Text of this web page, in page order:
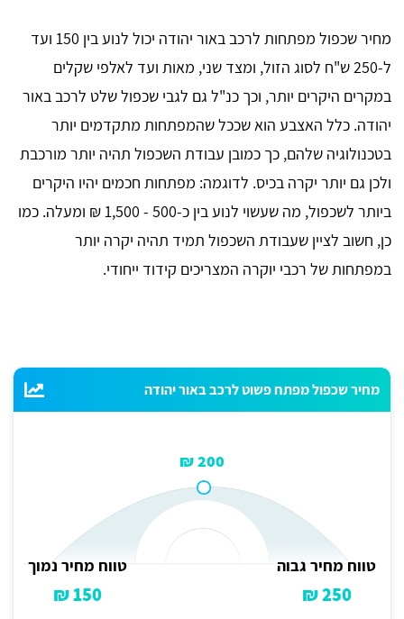
מחיר שכפול מפתחות לרכב באור יהודה יכול לנוע בין 150 ועד
ל-250 ש"ח לסוג הזול, ומצד שני, מאות ועד לאלפי שקלים
במקרים היקרים יותר, וכך כנ"ל גם לגבי שכפול שלט לרכב באור
יהודה. כלל האצבע הוא שככל שהמפתחות מתקדמים יותר
בטכנולוגיה שלהם, כך כמובן עבודת השכפול תהיה יותר מורכבת
ולכן גם יותר יקרה בכיס. לדוגמה: מפתחות חכמים יהיו היקרים
ביותר לשכפול, מה שעשוי לנוע בין כ-500 - 1,500 ₪ ומעלה. כמו
כן, חשוב לציין שעבודת השכפול תמיד תהיה יקרה יותר
במפתחות של רכבי יוקרה המצריכים קידוד ייחודי.
מחיר שכפול מפתח פשוט לרכב באור יהודה
200 ₪
טווח מחיר גבוה
250 ₪
טווח מחיר נמוך
150 ₪